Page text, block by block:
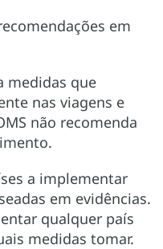
em
medidas que
nas viagens e
não recomenda
a implementar
em evidências.
qualquer país
medidas tomar.